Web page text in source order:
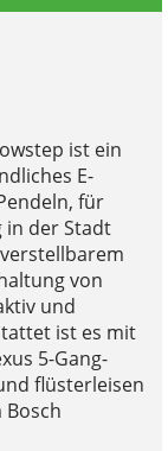
ist ein
E-
für
in der Stadt
von
und
ist es mit
5-Gang-
flüsterleisen
Bosch